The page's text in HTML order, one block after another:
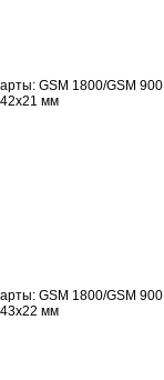
GSM 1800/GSM 900
мм
GSM 1800/GSM 900
мм